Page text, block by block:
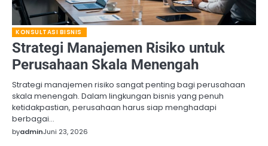
KONSULTASI BISNIS
Strategi Manajemen Risiko untuk
Perusahaan Skala Menengah
Strategi manajemen risiko sangat penting bagi perusahaan
skala menengah. Dalam lingkungan bisnis yang penuh
ketidakpastian, perusahaan harus siap menghadapi
berbagai…
byadminJuni 23, 2026